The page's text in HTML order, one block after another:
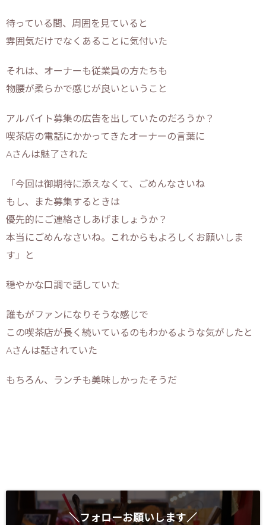
待っている間、周囲を見ていると
雰囲気だけでなくあることに気付いた
それは、オーナーも従業員の方たちも
物腰が柔らかで感じが良いということ
アルバイト募集の広告を出していたのだろうか？
喫茶店の電話にかかってきたオーナーの言葉に
Aさんは魅了された
「今回は御期待に添えなくて、ごめんなさいね
もし、また募集するときは
優先的にご連絡さしあげましょうか？
本当にごめんなさいね。これからもよろしくお願いしま
す」と
穏やかな口調で話していた
誰もがファンになりそうな感じで
この喫茶店が長く続いているのもわかるような気がしたと
Aさんは話されていた
もちろん、ランチも美味しかったそうだ
＼フォローお願いします／